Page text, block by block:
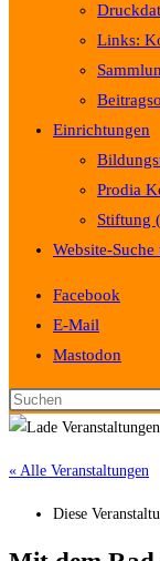
Links:
Einrichtungen
Prodia
Stiftung
Website-Suche
Facebook
E-Mail
Mastodon
« Alle Veranstaltungen
Diese